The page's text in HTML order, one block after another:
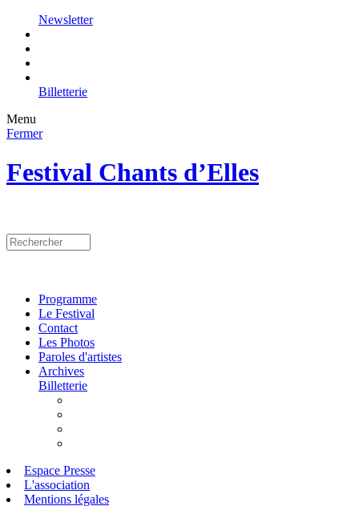
Newsletter
Billetterie
Menu
Fermer
Festival Chants d’Elles
Programme
Le Festival
Contact
Les Photos
Paroles d'artistes
Archives
Billetterie
Espace Presse
L'association
Mentions légales